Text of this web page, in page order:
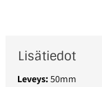
Lisätiedot
Leveys:50mm